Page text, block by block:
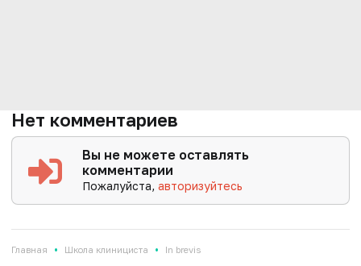
Нет комментариев
Вы не можете оставлять
комментарии
Пожалуйста,авторизуйтесь
Главная • Школа клинициста • In brevis